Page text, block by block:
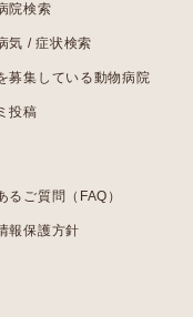
院検索
気 / 症状検索
募集している動物病院
投稿
るご質問（FAQ）
報保護方針